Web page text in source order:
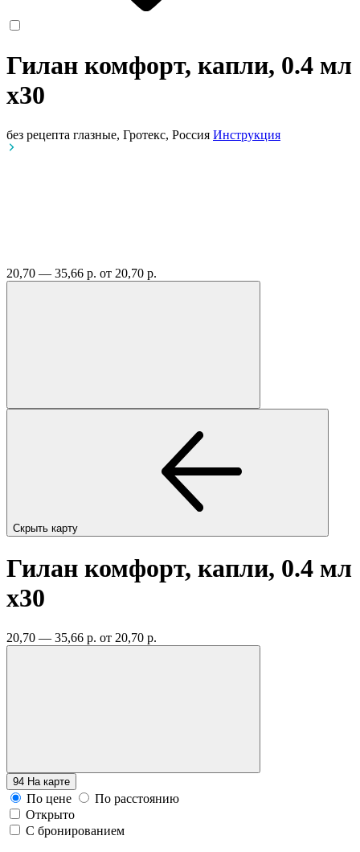
Гилан комфорт, капли, 0.4 мл
x30
без рецепта глазные, Гротекс, Россия Инструкция
20,70 — 35,66 р. от 20,70 р.
Скрыть карту
Гилан комфорт, капли, 0.4 мл
x30
20,70 — 35,66 р. от 20,70 р.
94 На карте
По цене
По расстоянию
Открыто
С бронированием